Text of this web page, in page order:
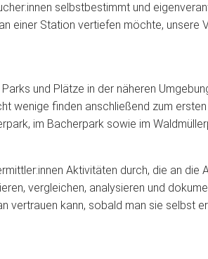
selbstbestimmt und
einer Station vertiefen möchte, unsere
und Plätze in der näheren
wenige finden anschließend zum
im Bacherpark sowie im
Aktivitäten durch, die an
vergleichen, analysieren und
vertrauen kann, sobald man sie selbst